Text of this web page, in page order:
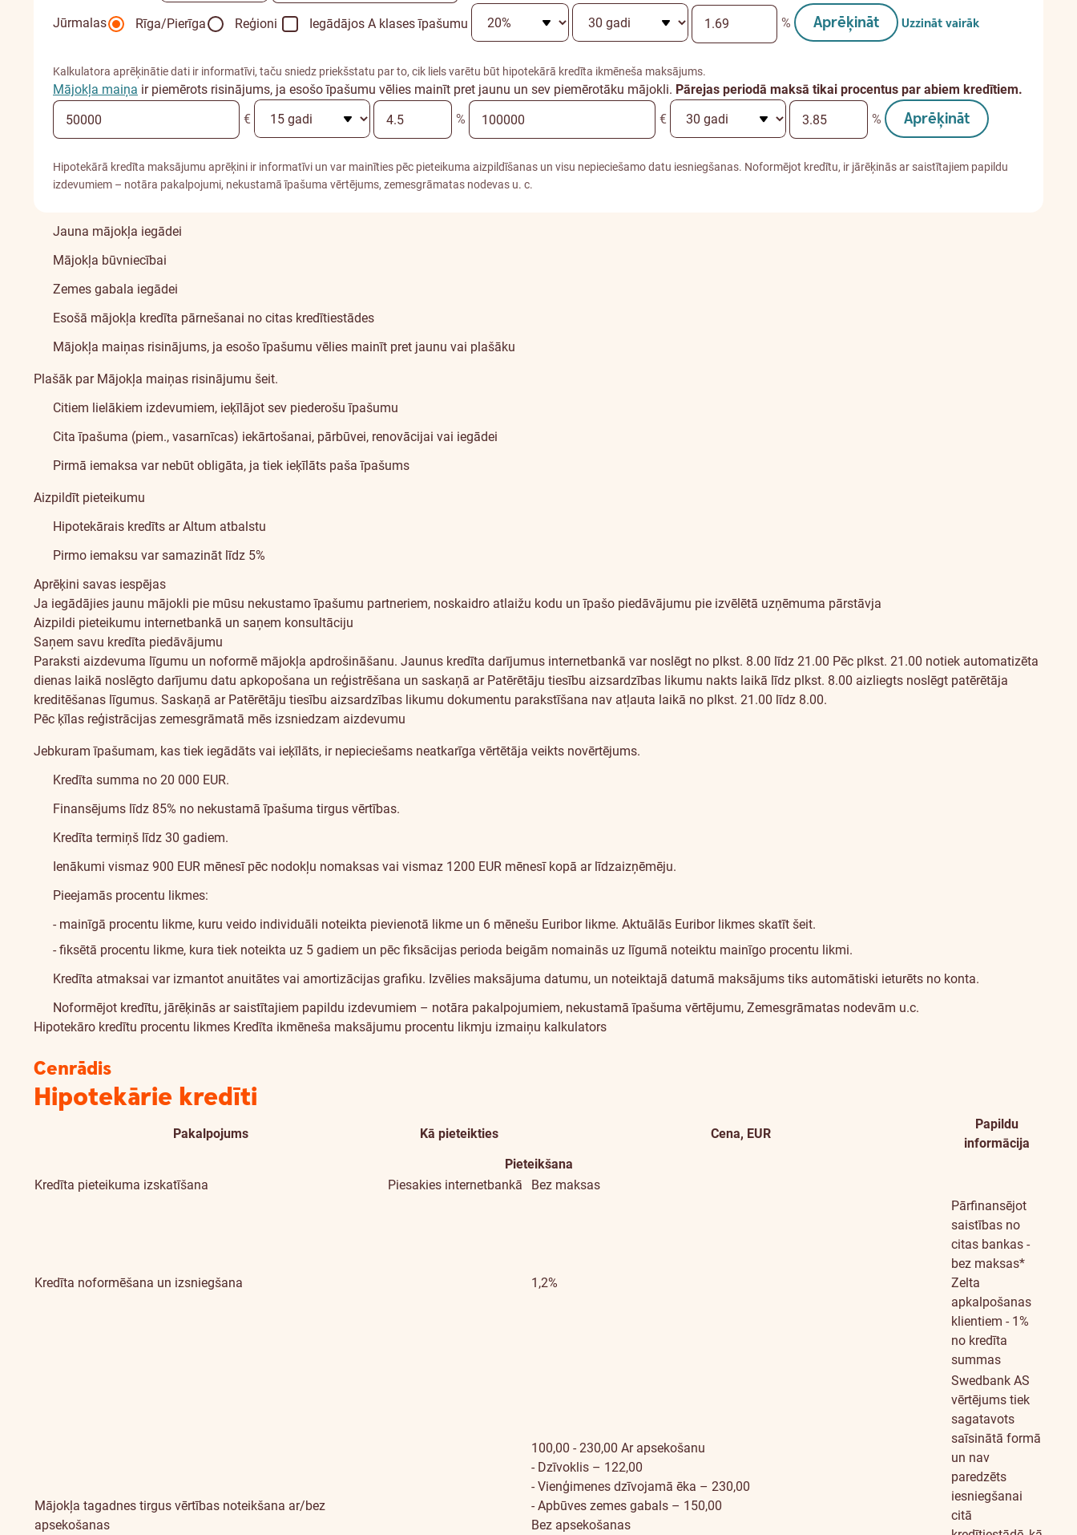
Jūrmalas Rīga/Pierīga Reģioni Iegādājos A klases īpašumu % Aprēķināt Uzzināt vairāk
Kalkulatora aprēķinātie dati ir informatīvi, taču sniedz priekšstatu par to, cik liels varētu būt hipotekārā kredīta ikmēneša maksājums.
Mājokļa maiņa ir piemērots risinājums, ja esošo īpašumu vēlies mainīt pret jaunu un sev piemērotāku mājokli. Pārejas periodā maksā tikai procentus par abiem kredītiem.
€
% € % Aprēķināt
Hipotekārā kredīta maksājumu aprēķini ir informatīvi un var mainīties pēc pieteikuma aizpildīšanas un visu nepieciešamo datu iesniegšanas. Noformējot kredītu, ir jārēķinās ar saistītajiem papildu
izdevumiem – notāra pakalpojumi, nekustamā īpašuma vērtējums, zemesgrāmatas nodevas u. c.
Jauna mājokļa iegādei
Mājokļa būvniecībai
Zemes gabala iegādei
Esošā mājokļa kredīta pārnešanai no citas kredītiestādes
Mājokļa maiņas risinājums, ja esošo īpašumu vēlies mainīt pret jaunu vai plašāku
Plašāk par Mājokļa maiņas risinājumu šeit.
Citiem lielākiem izdevumiem, ieķīlājot sev piederošu īpašumu
Cita īpašuma (piem., vasarnīcas) iekārtošanai, pārbūvei, renovācijai vai iegādei
Pirmā iemaksa var nebūt obligāta, ja tiek ieķīlāts paša īpašums
Aizpildīt pieteikumu
Hipotekārais kredīts ar Altum atbalstu
Pirmo iemaksu var samazināt līdz 5%
Aprēķini savas iespējas
Ja iegādājies jaunu mājokli pie mūsu nekustamo īpašumu partneriem, noskaidro atlaižu kodu un īpašo piedāvājumu pie izvēlētā uzņēmuma pārstāvja
Aizpildi pieteikumu internetbankā un saņem konsultāciju
Saņem savu kredīta piedāvājumu
Paraksti aizdevuma līgumu un noformē mājokļa apdrošināšanu. Jaunus kredīta darījumus internetbankā var noslēgt no plkst. 8.00 līdz 21.00 Pēc plkst. 21.00 notiek automatizēta
dienas laikā noslēgto darījumu datu apkopošana un reģistrēšana un saskaņā ar Patērētāju tiesību aizsardzības likumu nakts laikā līdz plkst. 8.00 aizliegts noslēgt patērētāja
kreditēšanas līgumus. Saskaņā ar Patērētāju tiesību aizsardzības likumu dokumentu parakstīšana nav atļauta laikā no plkst. 21.00 līdz 8.00.
Pēc ķīlas reģistrācijas zemesgrāmatā mēs izsniedzam aizdevumu
Jebkuram īpašumam, kas tiek iegādāts vai ieķīlāts, ir nepieciešams neatkarīga vērtētāja veikts novērtējums.
Kredīta summa no 20 000 EUR.
Finansējums līdz 85% no nekustamā īpašuma tirgus vērtības.
Kredīta termiņš līdz 30 gadiem.
Ienākumi vismaz 900 EUR mēnesī pēc nodokļu nomaksas vai vismaz 1200 EUR mēnesī kopā ar līdzaizņēmēju.
Pieejamās procentu likmes:
- mainīgā procentu likme, kuru veido individuāli noteikta pievienotā likme un 6 mēnešu Euribor likme. Aktuālās Euribor likmes skatīt šeit.
- fiksētā procentu likme, kura tiek noteikta uz 5 gadiem un pēc fiksācijas perioda beigām nomainās uz līgumā noteiktu mainīgo procentu likmi.
Kredīta atmaksai var izmantot anuitātes vai amortizācijas grafiku. Izvēlies maksājuma datumu, un noteiktajā datumā maksājums tiks automātiski ieturēts no konta.
Noformējot kredītu, jārēķinās ar saistītajiem papildu izdevumiem – notāra pakalpojumiem, nekustamā īpašuma vērtējumu, Zemesgrāmatas nodevām u.c.
Hipotekāro kredītu procentu likmes Kredīta ikmēneša maksājumu procentu likmju izmaiņu kalkulators
Cenrādis
Hipotekārie kredīti
Pakalpojums Kā pieteikties Cena, EUR
Papildu
informācija
Pieteikšana
Kredīta pieteikuma izskatīšana
Piesakies internetbankā Bez maksas
Kredīta noformēšana un izsniegšana 1,2%
Pārfinansējot
saistības no
citas bankas -
bez maksas*
Zelta
apkalpošanas
klientiem - 1%
no kredīta
summas
Mājokļa tagadnes tirgus vērtības noteikšana ar/bez
apsekošanas
100,00 - 230,00 Ar apsekošanu
- Dzīvoklis – 122,00
- Vienģimenes dzīvojamā ēka – 230,00
- Apbūves zemes gabals – 150,00
Bez apsekošanas
Swedbank AS
vērtējums tiek
sagatavots
saīsinātā formā
un nav
paredzēts
iesniegšanai
citā